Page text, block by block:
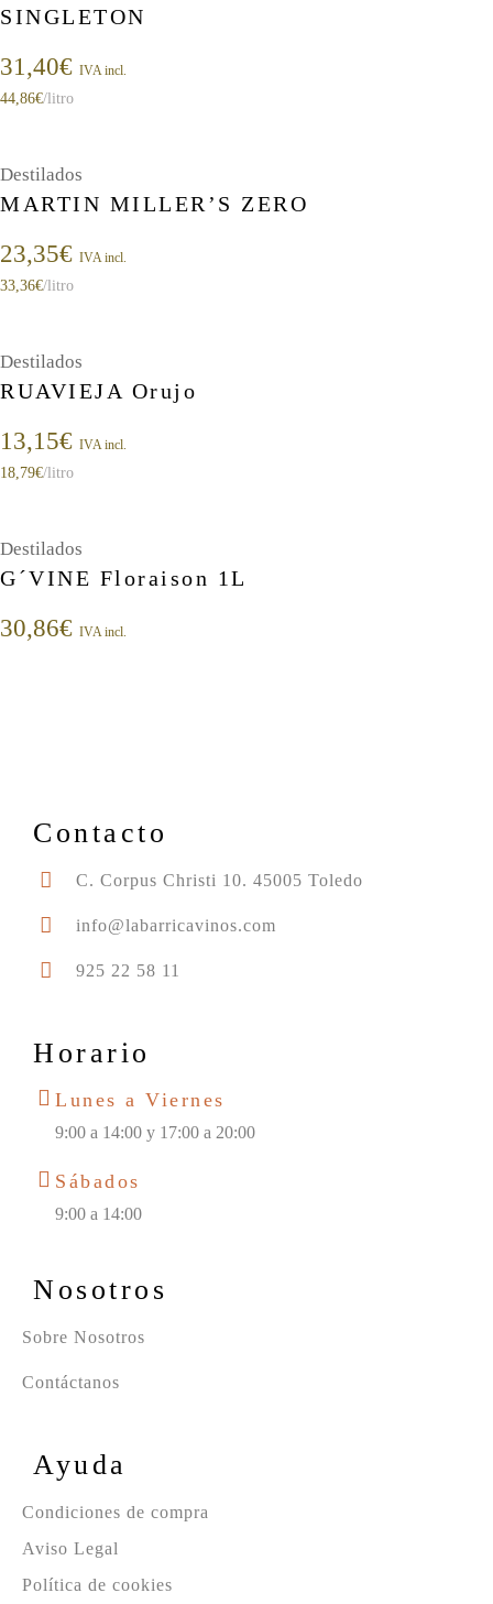
SINGLETON
31,40€ IVA incl.
44,86€/litro
Destilados
MARTIN MILLER’S ZERO
23,35€ IVA incl.
33,36€/litro
Destilados
RUAVIEJA Orujo
13,15€ IVA incl.
18,79€/litro
Destilados
G´VINE Floraison 1L
30,86€ IVA incl.
Contacto
C. Corpus Christi 10. 45005 Toledo
info@labarricavinos.com
925 22 58 11
Horario
Lunes a Viernes
9:00 a 14:00 y 17:00 a 20:00
Sábados
9:00 a 14:00
Nosotros
Sobre Nosotros
Contáctanos
Ayuda
Condiciones de compra
Aviso Legal
Política de cookies